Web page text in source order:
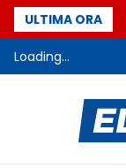
ULTIMA ORA
Un secolo di
Loading...